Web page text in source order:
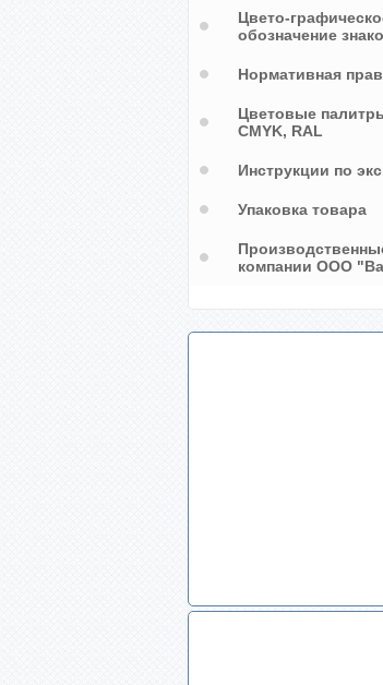
Цвето-
обозначение
Нормативная
Цветовые
CMYK, RAL
Инструкции по
Упаковка товара
компании ООО